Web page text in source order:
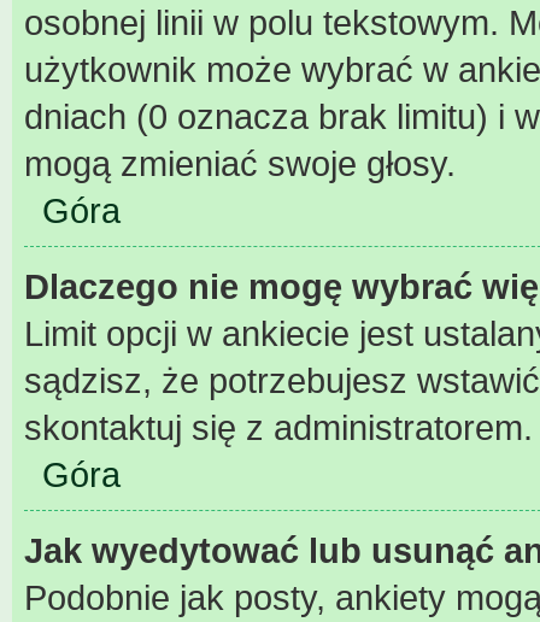
osobnej linii w polu tekstowym.
użytkownik może wybrać w
dniach (0 oznacza brak limitu) i
mogą zmieniać swoje głosy.
Góra
Dlaczego nie mogę wybrać
Limit opcji w ankiecie jest
sądzisz, że potrzebujesz
skontaktuj się z administratorem.
Góra
Jak wyedytować lub usunąć
Podobnie jak posty, ankiety